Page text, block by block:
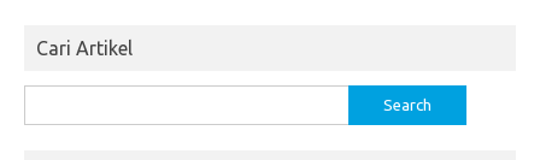
Cari Artikel
for: